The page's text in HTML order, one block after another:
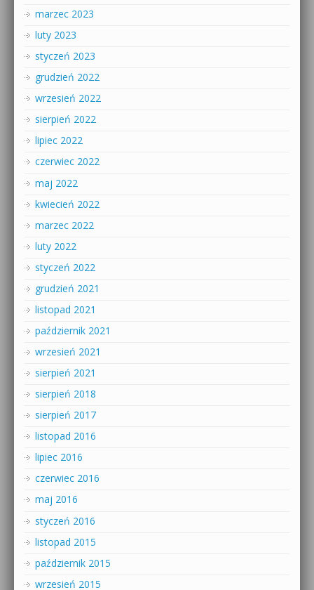
marzec 2023
luty 2023
styczeń 2023
grudzień 2022
wrzesień 2022
sierpień 2022
lipiec 2022
czerwiec 2022
maj 2022
kwiecień 2022
marzec 2022
luty 2022
styczeń 2022
grudzień 2021
listopad 2021
październik 2021
wrzesień 2021
sierpień 2021
sierpień 2018
sierpień 2017
listopad 2016
lipiec 2016
czerwiec 2016
maj 2016
styczeń 2016
listopad 2015
październik 2015
wrzesień 2015